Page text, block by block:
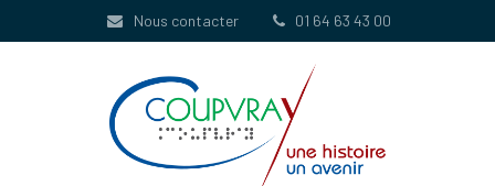
Nous contacter 01 64 63 43 00